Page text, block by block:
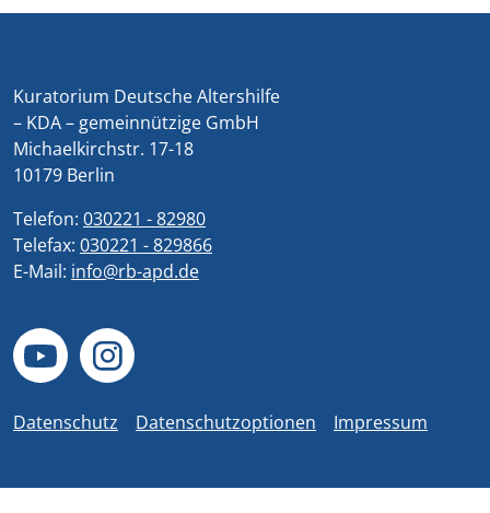
Kuratorium Deutsche Altershilfe
– KDA – gemeinnützige GmbH
Michaelkirchstr. 17-18
10179 Berlin
Telefon: 030221 - 82980
Telefax: 030221 - 829866
E-Mail: info@rb-apd.de
Datenschutz Datenschutzoptionen Impressum